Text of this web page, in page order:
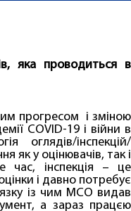
яка проводиться в
прогресом і зміною
COVID-19 і війни в
оглядів/інспекцій/
як у оцінювачів, так і
час, інспекція – це
і давно потребує
із чим МСО видав
а зараз працєю